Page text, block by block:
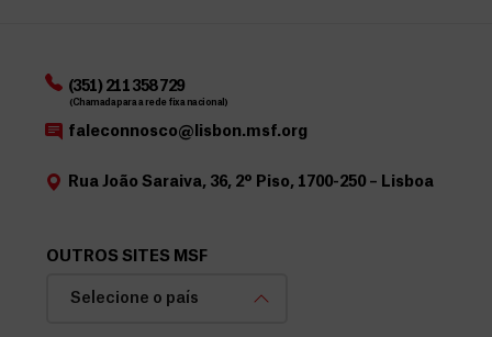
(351) 211 358 729
(Chamada para a rede fixa nacional)
faleconnosco@lisbon.msf.org
Rua João Saraiva, 36, 2º Piso, 1700-250 – Lisboa
OUTROS SITES MSF
Selecione o país